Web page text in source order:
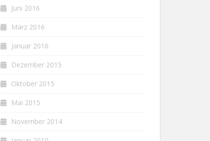
Juni 2016
März 2016
Januar 2016
Dezember 2015
Oktober 2015
Mai 2015
November 2014